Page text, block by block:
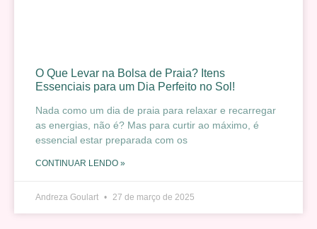
O Que Levar na Bolsa de Praia? Itens
Essenciais para um Dia Perfeito no Sol!
Nada como um dia de praia para relaxar e recarregar
as energias, não é? Mas para curtir ao máximo, é
essencial estar preparada com os
CONTINUAR LENDO »
Andreza Goulart 27 de março de 2025